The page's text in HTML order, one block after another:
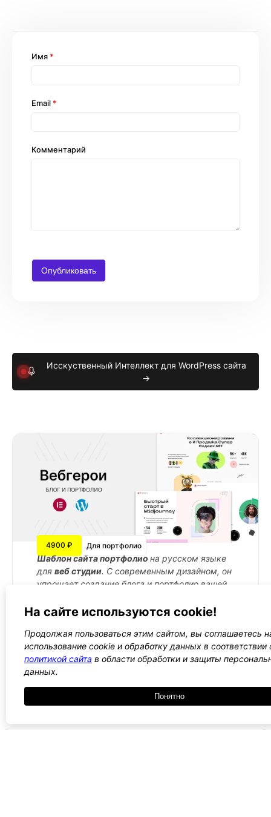
Комментарий
Имя *
Email *
Исскуственный Интеллект для WordPress сайта
→
4900 ₽ Для портфолио
Шаблон сайта портфолио на русском языке
для веб студии. С современным дизайном, он
упрощает создание блога и портфолио вашей
Подробнее →
Все WordPress шаблоны →
На сайте используются cookie!
Продолжая пользоваться этим сайтом, вы соглашаетесь
использование cookie и обработку данных в соответствии
политикой сайта в области обработки и защиты
данных.
Понятно